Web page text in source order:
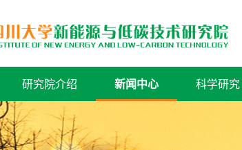
研究院介绍 新闻中心 科学研究